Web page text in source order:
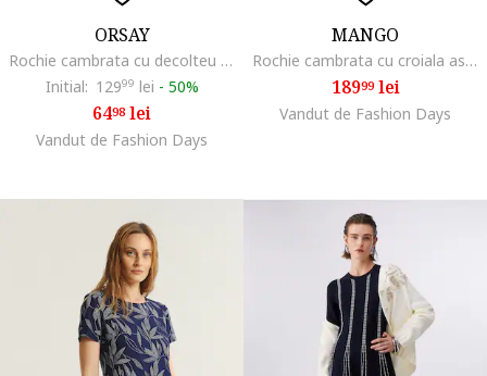
ORSAY
Rochie cambrata cu decolteu in V, Bleumarin
Initial: 12999 lei - 50%
6498 lei
Vandut de Fashion Days
MANGO
Rochie cambrata cu croiala asimetrica, Albastru inchis
18999lei
Vandut de Fashion Days